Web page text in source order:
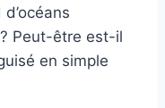
Peut-être est-il
en simple